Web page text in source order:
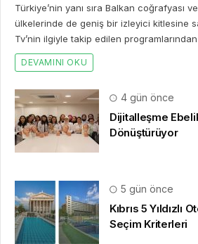
Türkiye’nin yanı sıra Balkan coğrafyası
ülkelerinde de geniş bir izleyici kitlesine
Tv’nin ilgiyle takip edilen
DEVAMINI OKU
4 gün önce
Dijitalleşme
Dönüştürüyor
5 gün önce
Kıbrıs 5 Yıldızlı
Seçim Kriterleri